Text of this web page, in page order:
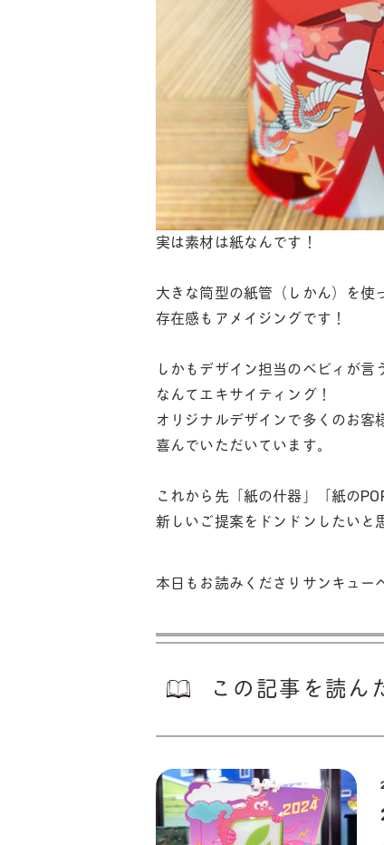
実は素材は紙なんです！
大きな筒型の紙管（しかん）を使
存在感もアメイジングです！
しかもデザイン担当のベビィが
なんてエキサイティング！
オリジナルデザインで多くのお客
喜んでいただいています。
これから先「紙の什器」「紙の
新しいご提案をドンドンしたいと
本日もお読みくださりサンキュー
この記事を読ん